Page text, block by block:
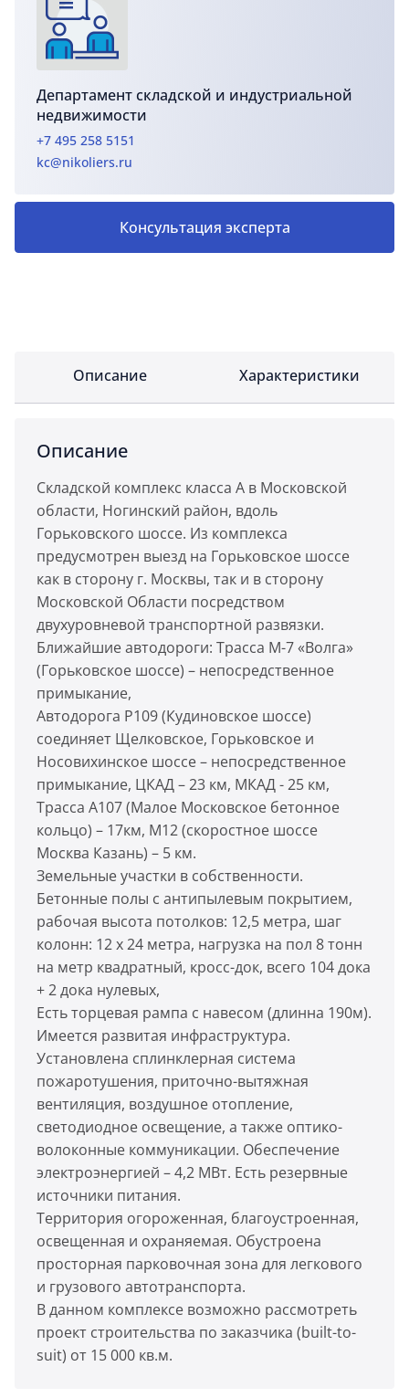
Департамент складской и индустриальной
недвижимости
+7 495 258 5151
kc@nikoliers.ru
Консультация эксперта
Описание Характеристики
Описание
Складской комплекс класса А в Московской
области, Ногинский район, вдоль
Горьковского шоссе. Из комплекса
предусмотрен выезд на Горьковское шоссе
как в сторону г. Москвы, так и в сторону
Московской Области посредством
двухуровневой транспортной развязки.
Ближайшие автодороги: Трасса М-7 «Волга»
(Горьковское шоссе) – непосредственное
примыкание,
Автодорога Р109 (Кудиновское шоссе)
соединяет Щелковское, Горьковское и
Носовихинское шоссе – непосредственное
примыкание, ЦКАД – 23 км, МКАД - 25 км,
Трасса А107 (Малое Московское бетонное
кольцо) – 17км, М12 (скоростное шоссе
Москва Казань) – 5 км.
Земельные участки в собственности.
Бетонные полы с антипылевым покрытием,
рабочая высота потолков: 12,5 метра, шаг
колонн: 12 х 24 метра, нагрузка на пол 8 тонн
на метр квадратный, кросс-док, всего 104 дока
+ 2 дока нулевых,
Есть торцевая рампа с навесом (длинна 190м).
Имеется развитая инфраструктура.
Установлена сплинклерная система
пожаротушения, приточно-вытяжная
вентиляция, воздушное отопление,
светодиодное освещение, а также оптико-
волоконные коммуникации. Обеспечение
электроэнергией – 4,2 МВт. Есть резервные
источники питания.
Территория огороженная, благоустроенная,
освещенная и охраняемая. Обустроена
просторная парковочная зона для легкового
и грузового автотранспорта.
В данном комплексе возможно рассмотреть
проект строительства по заказчика (built-to-
suit) от 15 000 кв.м.